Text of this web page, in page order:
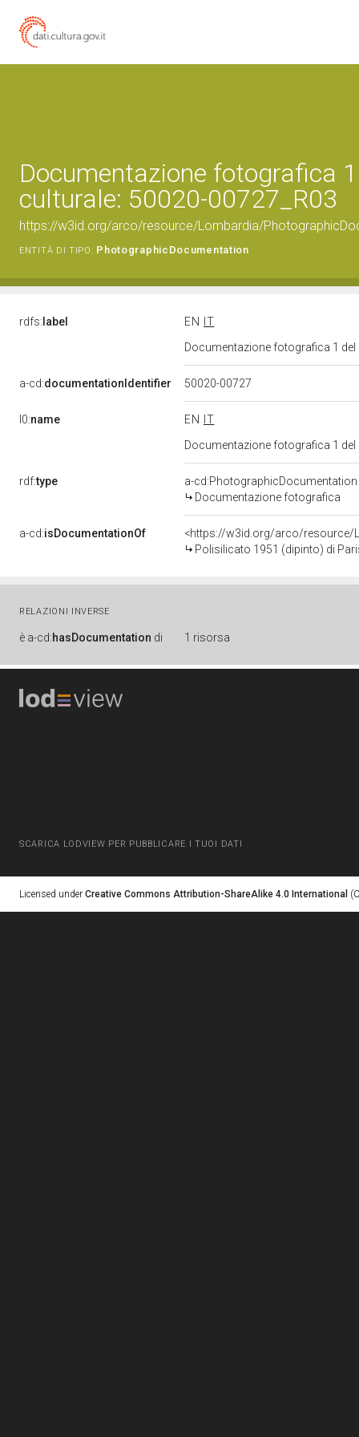
Documentazione fotografica
culturale: 50020-00727_R03
https://w3id.org/arco/resource/Lombardia/
ENTITÀ DI TIPO: PhotographicDocumentation
rdfs: label EN
IT
Documentazione fotografica 1
a-cd:documentationIdentifier 50020-00727
l0:name EN
IT
Documentazione fotografica 1
rdf:type
a-cd:PhotographicDocumentation
Documentazione fotografica
a-cd:isDocumentationOf
<https://w3id.org/arco/resource/
Polisilicato 1951 (dipinto) di
RELAZIONI INVERSE
è a-cd:hasDocumentation di 1 risorsa
SCARICA LODVIEW PER PUBBLICARE I TUOI DATI
Licensed under Creative Commons Attribution-ShareAlike 4.0 International